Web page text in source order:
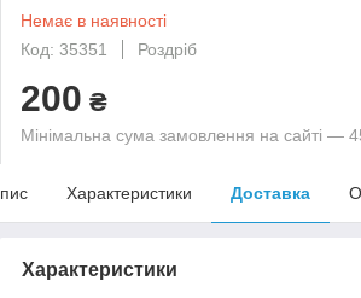
Немає в наявності
Код: 35351
Роздріб
200 ₴
Мінімальна сума замовлення на сайті —
Характеристики Доставка
Характеристики